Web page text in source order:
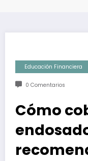
Educación Financiera
0 Comentarios
Cómo